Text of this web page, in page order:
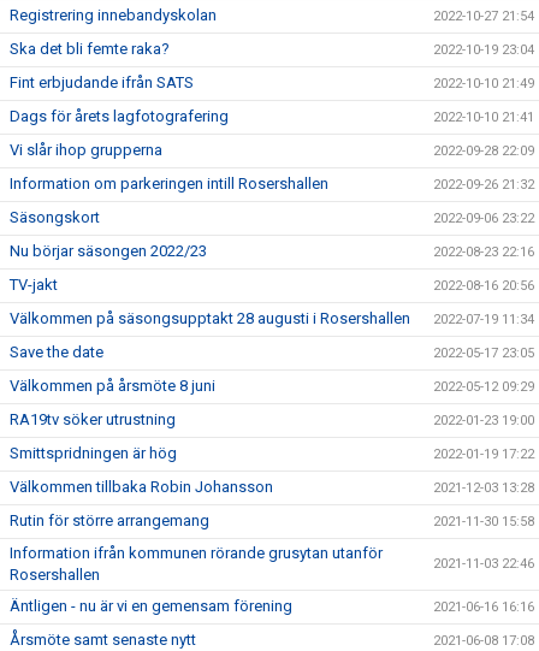
Registrering innebandyskolan 2022-10-27 21:54
Ska det bli femte raka? 2022-10-19 23:04
Fint erbjudande ifrån SATS 2022-10-10 21:49
Dags för årets lagfotografering 2022-10-10 21:41
Vi slår ihop grupperna 2022-09-28 22:09
Information om parkeringen intill Rosershallen 2022-09-26 21:32
Säsongskort 2022-09-06 23:22
Nu börjar säsongen 2022/23 2022-08-23 22:16
TV-jakt 2022-08-16 20:56
Välkommen på säsongsupptakt 28 augusti i Rosershallen 2022-07-19 11:34
Save the date 2022-05-17 23:05
Välkommen på årsmöte 8 juni 2022-05-12 09:29
RA19tv söker utrustning 2022-01-23 19:00
Smittspridningen är hög 2022-01-19 17:22
Välkommen tillbaka Robin Johansson 2021-12-03 13:28
Rutin för större arrangemang 2021-11-30 15:58
Information ifrån kommunen rörande grusytan utanför
Rosershallen
2021-11-03 22:46
Äntligen - nu är vi en gemensam förening 2021-06-16 16:16
Årsmöte samt senaste nytt 2021-06-08 17:08